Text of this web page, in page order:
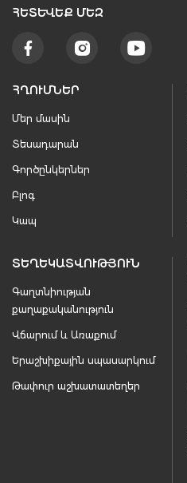
ՀԵՏԵՒԵՔ ՄԵԶ
ՀՂՈՒՄՆԵՐ
Մեր մասին
Տեսադարան
Գործընկերներ
Բլոգ
Կապ
ՏԵՂԵԿԱՏՎՈՒԹՅՈՒՆ
Գաղտնիության
քաղաքականություն
Վճարում և Առաքում
Երաշխիքային սպասարկում
Թափուր աշխատատեղեր